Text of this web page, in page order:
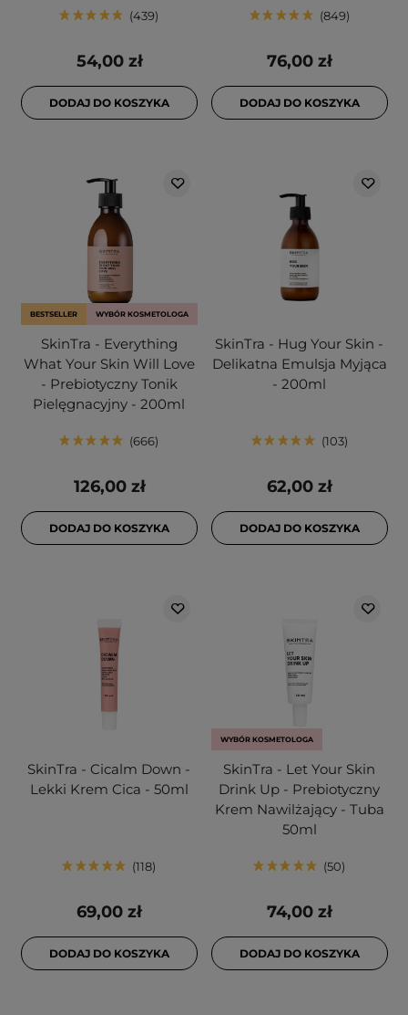
439
54,00 zł
DODAJ DO KOSZYKA
849
76,00 zł
DODAJ DO KOSZYKA
BESTSELLER WYBÓR KOSMETOLOGA
SkinTra - Everything
What Your Skin Will Love
- Prebiotyczny Tonik
Pielęgnacyjny - 200ml
666
126,00 zł
DODAJ DO KOSZYKA
SkinTra - Hug Your Skin -
Delikatna Emulsja Myjąca
- 200ml
103
62,00 zł
DODAJ DO KOSZYKA
SkinTra - Cicalm Down -
Lekki Krem Cica - 50ml
118
69,00 zł
DODAJ DO KOSZYKA
WYBÓR KOSMETOLOGA
SkinTra - Let Your Skin
Drink Up - Prebiotyczny
Krem Nawilżający - Tuba
50ml
50
74,00 zł
DODAJ DO KOSZYKA